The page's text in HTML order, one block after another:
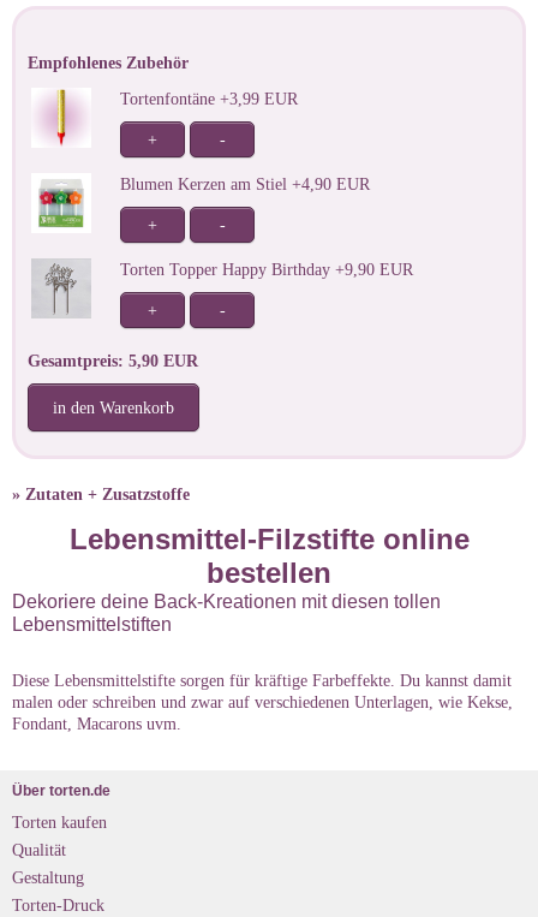
Empfohlenes Zubehör
Tortenfontäne +3,99 EUR
+ -
Blumen Kerzen am Stiel +4,90 EUR
+ -
Torten Topper Happy Birthday +9,90 EUR
+ -
Gesamtpreis: 5,90 EUR
in den Warenkorb
» Zutaten + Zusatzstoffe
Lebensmittel-Filzstifte online
bestellen
Dekoriere deine Back-Kreationen mit diesen tollen
Lebensmittelstiften
Diese Lebensmittelstifte sorgen für kräftige Farbeffekte. Du kannst damit
malen oder schreiben und zwar auf verschiedenen Unterlagen, wie Kekse,
Fondant, Macarons uvm.
Über torten.de
Torten kaufen
Qualität
Gestaltung
Torten-Druck